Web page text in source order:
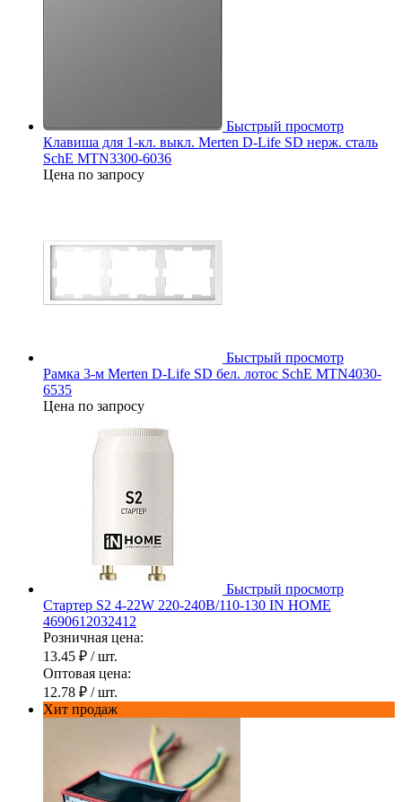
Быстрый просмотр
Клавиша для 1-кл. выкл. Merten D-Life SD нерж. сталь
SchE MTN3300-6036
Цена по запросу
Быстрый просмотр
Рамка 3-м Merten D-Life SD бел. лотос SchE MTN4030-
6535
Цена по запросу
Быстрый просмотр
Стартер S2 4-22W 220-240В/110-130 IN HOME
4690612032412
Розничная цена:
13.45 ₽ / шт.
Оптовая цена:
12.78 ₽ / шт.
Хит продаж